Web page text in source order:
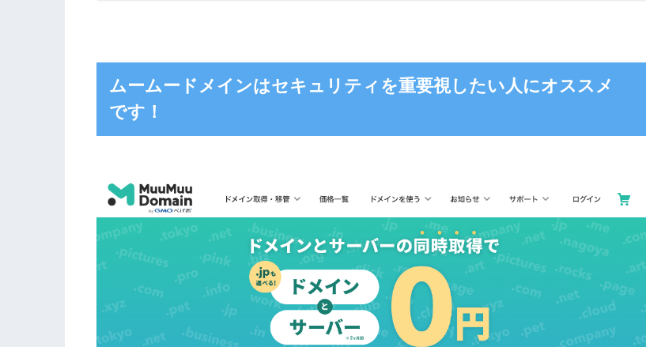
ムームードメインはセキュリティを重要視したい人にオススメ
です！